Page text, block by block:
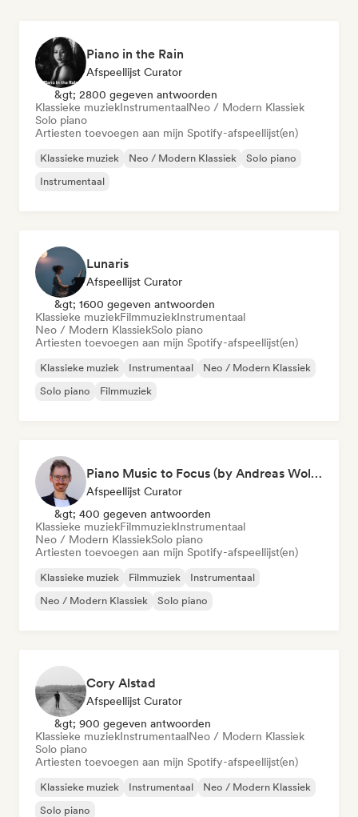
Piano in the Rain
Afspeellijst Curator
&gt; 2800 gegeven antwoorden
Klassieke muziekInstrumentaalNeo / Modern Klassiek
Solo piano
Artiesten toevoegen aan mijn Spotify-afspeellijst(en)
Klassieke muziek Neo / Modern Klassiek
Solo piano
Instrumentaal
Lunaris
Afspeellijst Curator
&gt; 1600 gegeven antwoorden
Klassieke muziekFilmmuziekInstrumentaal
Neo / Modern KlassiekSolo piano
Artiesten toevoegen aan mijn Spotify-afspeellijst(en)
Klassieke muziek Instrumentaal
Neo / Modern Klassiek
Solo piano
Filmmuziek
Piano Music to Focus (by Andreas Wolff)
Afspeellijst Curator
&gt; 400 gegeven antwoorden
Klassieke muziekFilmmuziekInstrumentaal
Neo / Modern KlassiekSolo piano
Artiesten toevoegen aan mijn Spotify-afspeellijst(en)
Klassieke muziek Filmmuziek
Instrumentaal
Neo / Modern Klassiek
Solo piano
Cory Alstad
Afspeellijst Curator
&gt; 900 gegeven antwoorden
Klassieke muziekInstrumentaalNeo / Modern Klassiek
Solo piano
Artiesten toevoegen aan mijn Spotify-afspeellijst(en)
Klassieke muziek Instrumentaal
Neo / Modern Klassiek
Solo piano